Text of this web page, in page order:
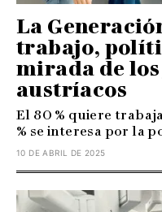
La
trabajo,
mirada de los
austríacos
El 80 % quiere
% se interesa por la
10 DE ABRIL DE 2025